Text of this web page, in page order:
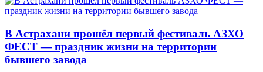
В Астрахани прошёл первый фестиваль АЗХО
ФЕСТ — праздник жизни на территории
бывшего завода